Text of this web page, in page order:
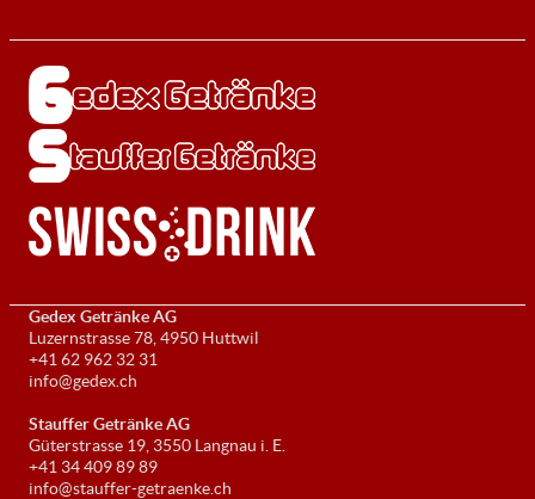
Gedex Getränke AG
Luzernstrasse 78, 4950 Huttwil
+41 62 962 32 31
info@gedex.ch
Stauffer Getränke AG
Güterstrasse 19, 3550 Langnau i. E.
+41 34 409 89 89
info@stauffer-getraenke.ch